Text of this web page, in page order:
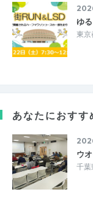
ゆ
東京
あなたにおすす
ウ
千葉